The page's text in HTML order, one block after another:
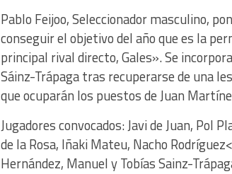
Pablo Feijoo, Seleccionador masculino,
conseguir el objetivo del año que es la
principal rival directo, Gales». Se
Sáinz-Trápaga tras recuperarse de una
que ocuparán los puestos de Juan
Jugadores convocados: Javi de Juan, Pol
de la Rosa, Iñaki Mateu, Nacho
Hernández, Manuel y Tobías Sainz-